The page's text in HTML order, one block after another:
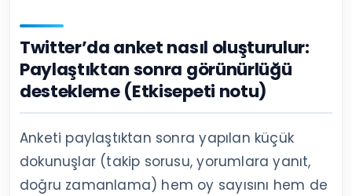
Twitter’da anket nasıl oluşturulur:
Paylaştıktan sonra görünürlüğü
destekleme (Etkisepeti notu)
Anketi paylaştıktan sonra yapılan küçük
dokunuşlar (takip sorusu, yorumlara yanıt,
doğru zamanlama) hem oy sayısını hem de